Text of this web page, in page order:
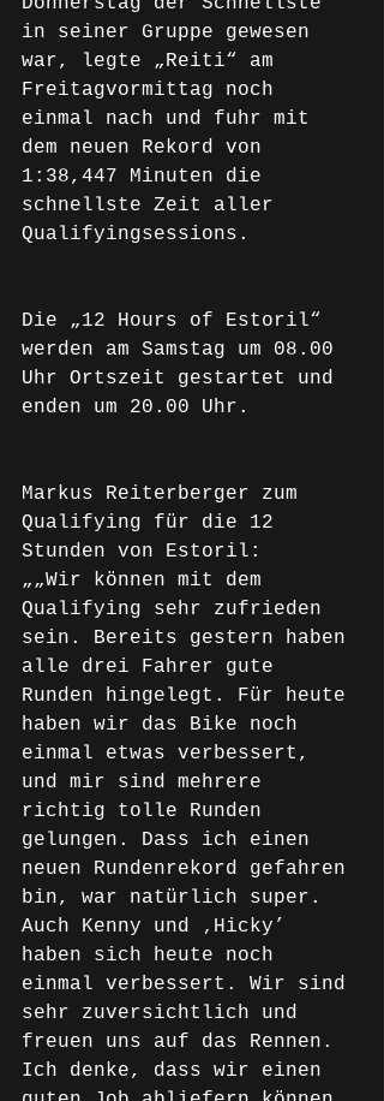
in seiner Gruppe gewesen
war, legte „Reiti“ am
Freitagvormittag noch
einmal nach und fuhr mit
dem neuen Rekord von
1:38,447 Minuten die
schnellste Zeit aller
Qualifyingsessions.
Die „12 Hours of Estoril“
werden am Samstag um 08.00
Uhr Ortszeit gestartet und
enden um 20.00 Uhr.
Markus Reiterberger zum
Qualifying für die 12
Stunden von Estoril:
„„Wir können mit dem
Qualifying sehr zufrieden
sein. Bereits gestern haben
alle drei Fahrer gute
Runden hingelegt. Für heute
haben wir das Bike noch
einmal etwas verbessert,
und mir sind mehrere
richtig tolle Runden
gelungen. Dass ich einen
neuen Rundenrekord gefahren
bin, war natürlich super.
Auch Kenny und ‚Hicky’
haben sich heute noch
einmal verbessert. Wir sind
sehr zuversichtlich und
freuen uns auf das Rennen.
Ich denke, dass wir einen